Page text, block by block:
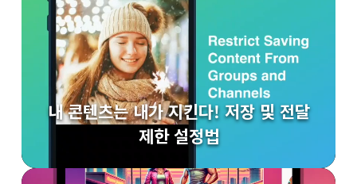
내 콘텐츠는 내가 지킨다! 저장 및 전달
제한 설정법